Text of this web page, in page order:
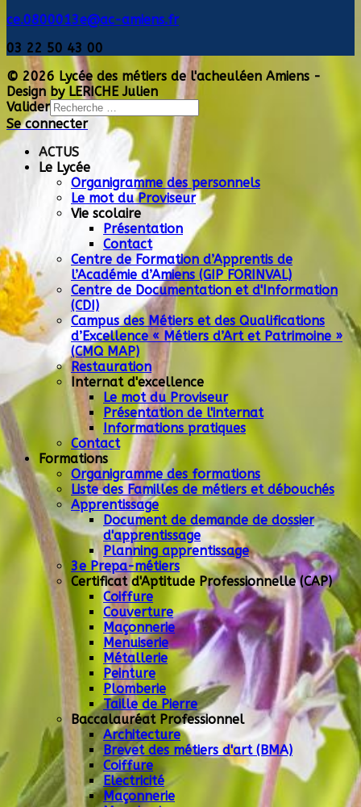
ce.0800013e@ac-amiens.fr
03 22 50 43 00
© 2026 Lycée des métiers de l'acheuléen Amiens -
Design by LERICHE Julien
Valider
Type 2 or more
characters for results.
Se connecter
ACTUS
Le Lycée
Organigramme des personnels
Le mot du Proviseur
Vie scolaire
Présentation
Contact
Centre de Formation d’Apprentis de
l’Académie d’Amiens (GIP FORINVAL)
Centre de Documentation et d'Information
(CDI)
Campus des Métiers et des Qualifications
d’Excellence « Métiers d’Art et Patrimoine »
(CMQ MAP)
Restauration
Internat d'excellence
Le mot du Proviseur
Présentation de l'internat
Informations pratiques
Contact
Formations
Organigramme des formations
Liste des Familles de métiers et débouchés
Apprentissage
Document de demande de dossier
d'apprentissage
Planning apprentissage
3e Prepa-métiers
Certificat d'Aptitude Professionnelle (CAP)
Coiffure
Couverture
Maçonnerie
Menuiserie
Métallerie
Peinture
Plomberie
Taille de Pierre
Baccalauréat Professionnel
Architecture
Brevet des métiers d'art (BMA)
Coiffure
Electricité
Maçonnerie